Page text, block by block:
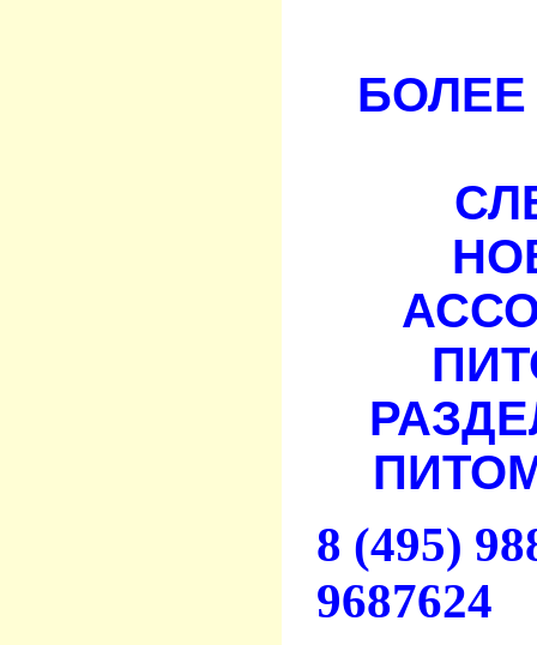
БОЛЕЕ
8 (495)
9687624